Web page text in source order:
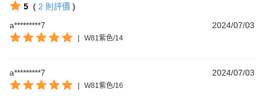
5 ( 2 則評價 )
a*********7
2024/07/03
W81紫色/14
a*********7 2024/07/03
W81紫色/16